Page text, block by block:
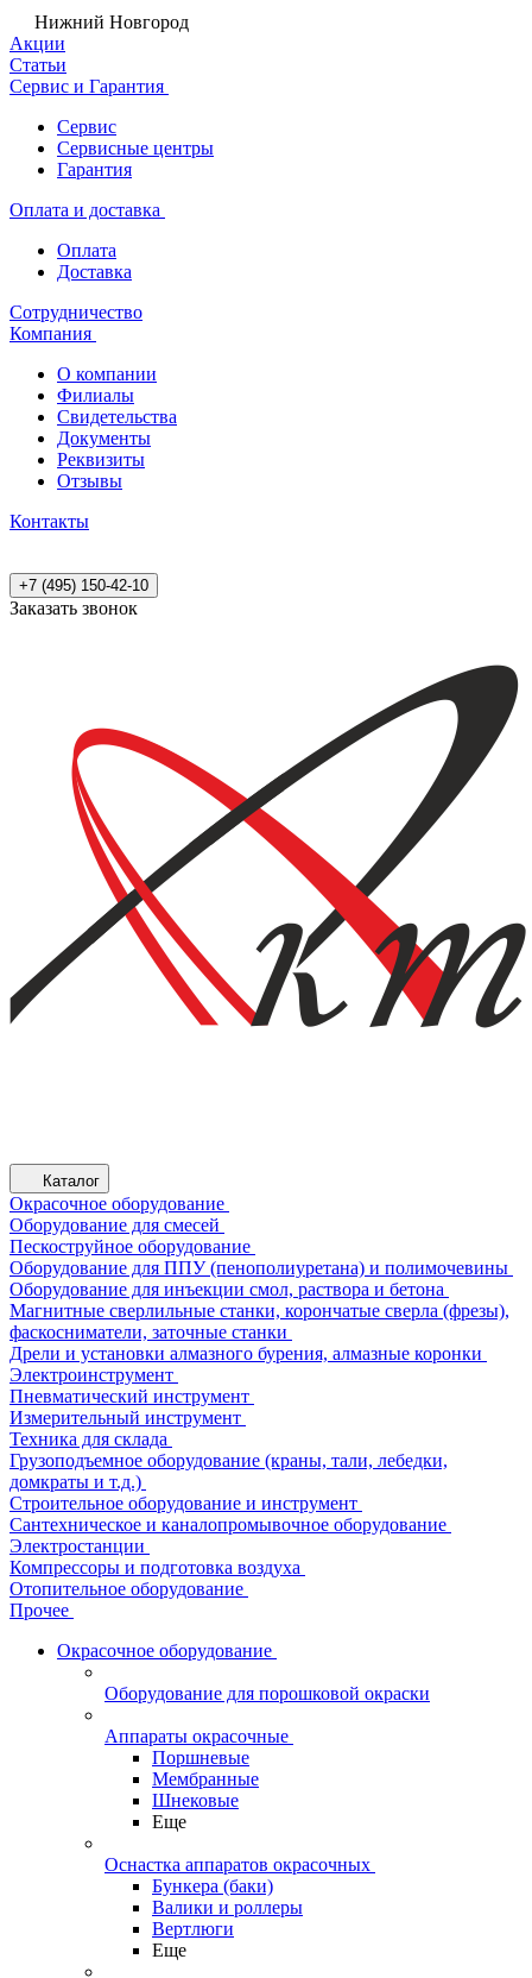
Нижний Новгород
Акции
Статьи
Сервис и Гарантия
Сервис
Сервисные центры
Гарантия
Оплата и доставка
Оплата
Доставка
Сотрудничество
Компания
О компании
Филиалы
Свидетельства
Документы
Реквизиты
Отзывы
Контакты
+7 (495) 150-42-10
Заказать звонок
Каталог
Окрасочное оборудование
Оборудование для смесей
Пескоструйное оборудование
Оборудование для ППУ (пенополиуретана) и полимочевины
Оборудование для инъекции смол, раствора и бетона
Магнитные сверлильные станки, корончатые сверла (фрезы),
фаскосниматели, заточные станки
Дрели и установки алмазного бурения, алмазные коронки
Электроинструмент
Пневматический инструмент
Измерительный инструмент
Техника для склада
Грузоподъемное оборудование (краны, тали, лебедки,
домкраты и т.д.)
Строительное оборудование и инструмент
Сантехническое и каналопромывочное оборудование
Электростанции
Компрессоры и подготовка воздуха
Отопительное оборудование
Прочее
Окрасочное оборудование
Оборудование для порошковой окраски
Аппараты окрасочные
Поршневые
Мембранные
Шнековые
Еще
Оснастка аппаратов окрасочных
Бункера (баки)
Валики и роллеры
Вертлюги
Еще